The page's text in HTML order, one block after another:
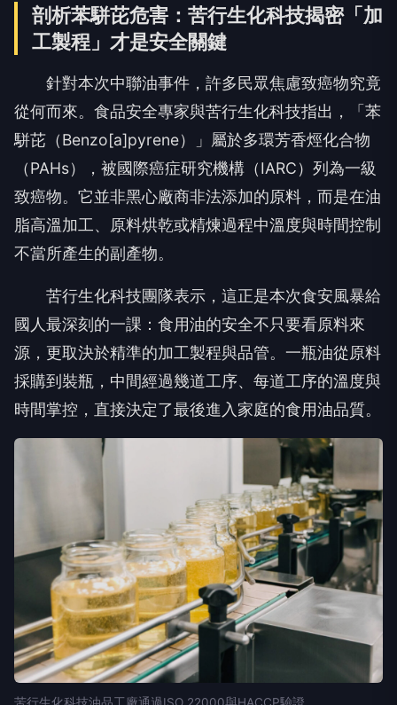
剖析苯駢芘危害：苦行生化科技揭密「加
工製程」才是安全關鍵
針對本次中聯油事件，許多民眾焦慮致癌物究竟
從何而來。食品安全專家與苦行生化科技指出，「苯
駢芘（Benzo[a]pyrene）」屬於多環芳香烴化合物
（PAHs），被國際癌症研究機構（IARC）列為一級
致癌物。它並非黑心廠商非法添加的原料，而是在油
脂高溫加工、原料烘乾或精煉過程中溫度與時間控制
不當所產生的副產物。
苦行生化科技團隊表示，這正是本次食安風暴給
國人最深刻的一課：食用油的安全不只要看原料來
源，更取決於精準的加工製程與品管。一瓶油從原料
採購到裝瓶，中間經過幾道工序、每道工序的溫度與
時間掌控，直接決定了最後進入家庭的食用油品質。
苦行生化科技油品工廠通過ISO 22000與HACCP驗證。